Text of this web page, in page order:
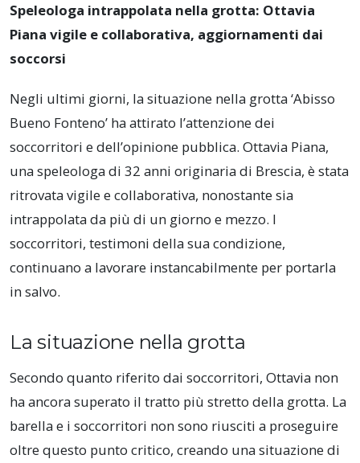
Speleologa intrappolata nella grotta: Ottavia
Piana vigile e collaborativa, aggiornamenti dai
soccorsi
Negli ultimi giorni, la situazione nella grotta ‘Abisso
Bueno Fonteno’ ha attirato l’attenzione dei
soccorritori e dell’opinione pubblica. Ottavia Piana,
una speleologa di 32 anni originaria di Brescia, è stata
ritrovata vigile e collaborativa, nonostante sia
intrappolata da più di un giorno e mezzo. I
soccorritori, testimoni della sua condizione,
continuano a lavorare instancabilmente per portarla
in salvo.
La situazione nella grotta
Secondo quanto riferito dai soccorritori, Ottavia non
ha ancora superato il tratto più stretto della grotta. La
barella e i soccorritori non sono riusciti a proseguire
oltre questo punto critico, creando una situazione di